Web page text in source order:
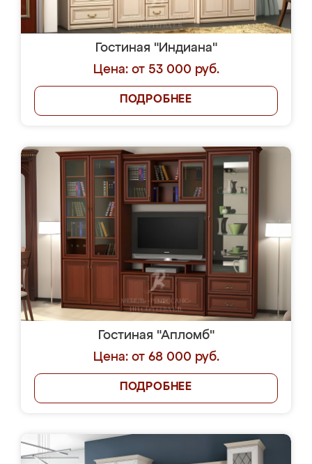
Гостиная "Индиана"
Цена: от 53 000 руб.
ПОДРОБНЕЕ
Гостиная "Апломб"
Цена: от 68 000 руб.
ПОДРОБНЕЕ